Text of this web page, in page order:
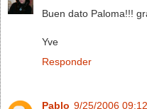
Buen dato Paloma!!!
Yve
Responder
Pablo 9/25/2006